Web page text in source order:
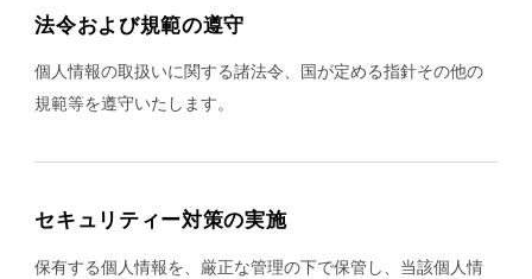
法令および規範の遵守
個人情報の取扱いに関する諸法令、国が定める指針その他の
規範等を遵守いたします。
セキュリティー対策の実施
保有する個人情報を、厳正な管理の下で保管し、当該個人情